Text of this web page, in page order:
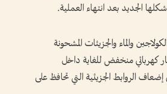
الجديد بعد انتهاء العملية.
والماء والجزيئات المشحونة
كهربائي منخفض للغاية داخل
الروابط الجزيئية التي تحافظ على